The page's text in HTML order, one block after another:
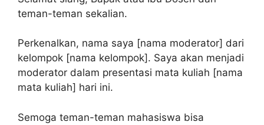
teman-teman sekalian.
Perkenalkan, nama saya [nama moderator] dari
kelompok [nama kelompok]. Saya akan menjadi
moderator dalam presentasi mata kuliah [nama
mata kuliah] hari ini.
Semoga teman-teman mahasiswa bisa